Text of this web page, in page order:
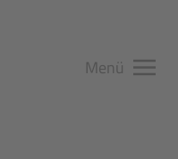
Menü